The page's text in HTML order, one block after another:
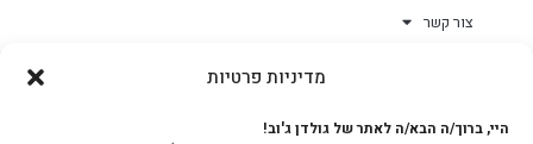
מדיניות פרטיות
היי, ברוך/ה הבא/ה לאתר של גולדן ג'וב!
צור קשר